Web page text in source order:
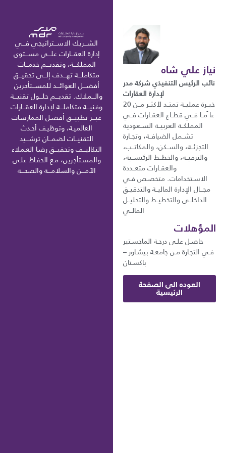
نياز علي شاه
نائب الرئيس التنفيذي شركة مدر
لإدارة العقارات
خبــرة عمليــة تمتــد لأكثــر مــن 20
عا ًمــا فــي قطــاع العقــارات فــي
المملكــة العربيــة الســعودية
تشــمل الضيافــة، وتجــارة
التجزئــة، والســكن، والمكاتــب،
والترفيــه، والخطــط الرئيســية،
والعقــارات متعــددة
الاسـتخدامات. متخصـص فـي
مجـــال الإدارة الماليــة والتدقيــق
الداخلــي والتخطيــط والتحليــل
المالــي
المؤهلات
حاصـل علـى درجـة الماجسـتير
فـي التجـارة مـن جامعـة بيشـاور –
باكسـتان
العوده الى الصفحة
الرئيسية
الشـــريك الاســـتراتيجي فـــي
إدارة العقـــارات علـــى مســـتوى
المملكـــة، وتقديـــم خدمـــات
متكاملـــة تهـــدف إلـــى تحقيـــق
أفضـــل العوائـــد للمســـتأجرين
والـــملاك. تقديـــم حلـــول تقنيـــة
وفنيـــة متكاملـــة لإدارة العقـــارات
عبـــر تطبيـــق أفضـل الممارسـات
العالميـة، وتوظيـف أحـدث
التقنيـــات لضمـــان ترشـــيد
التكاليـــف وتحقيـــق رضـا العـملاء
والمسـتأجرين، مـع الحفـاظ علـى
الأمـــن والسلامـــة والصحـــة